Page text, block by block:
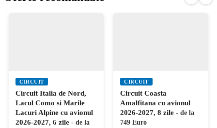
CIRCUIT
Circuit Italia de Nord,
Lacul Como si Marile
Lacuri Alpine cu avionul
2026-2027, 6 zile - de la
CIRCUIT
Circuit Coasta
Amalfitana cu avionul
2026-2027, 8 zile - de la
749 Euro